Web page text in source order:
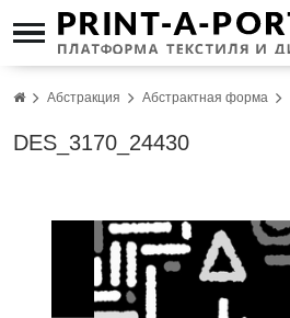
Абстракция Абстрактная форма
DES_3170_24430